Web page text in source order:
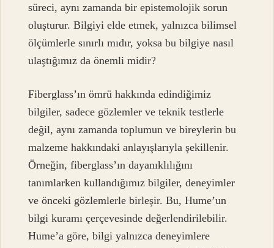
süreci, aynı zamanda bir epistemolojik sorun
oluşturur. Bilgiyi elde etmek, yalnızca bilimsel
ölçümlerle sınırlı mıdır, yoksa bu bilgiye nasıl
ulaştığımız da önemli midir?
Fiberglass’ın ömrü hakkında edindiğimiz
bilgiler, sadece gözlemler ve teknik testlerle
değil, aynı zamanda toplumun ve bireylerin bu
malzeme hakkındaki anlayışlarıyla şekillenir.
Örneğin, fiberglass’ın dayanıklılığını
tanımlarken kullandığımız bilgiler, deneyimler
ve önceki gözlemlerle birleşir. Bu, Hume’un
bilgi kuramı çerçevesinde değerlendirilebilir.
Hume’a göre, bilgi yalnızca deneyimlere